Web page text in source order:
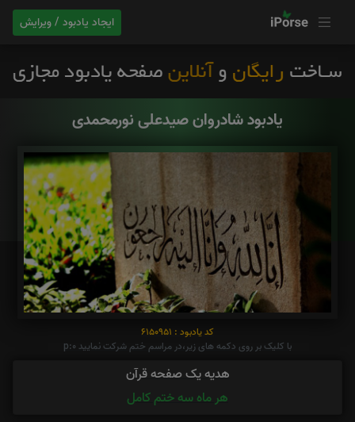
ایجاد یادبود / ویرایش
یادبود شادروان صیدعلی نورمحمدی
کد یادبود : 6150951
با کلیک بر روی دکمه های زیر،در مراسم ختم شرکت نمایید p:0
هدیه یک صفحه قرآن
هر ماه سه ختم کامل